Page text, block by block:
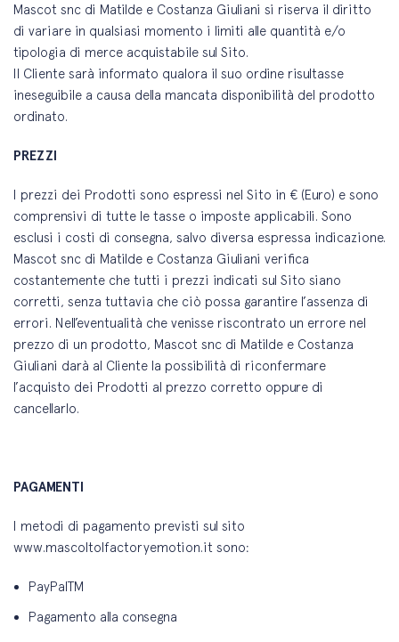
Mascot snc di Matilde e Costanza Giuliani si riserva il diritto
di variare in qualsiasi momento i limiti alle quantità e/o
tipologia di merce acquistabile sul Sito.
Il Cliente sarà informato qualora il suo ordine risultasse
ineseguibile a causa della mancata disponibilità del prodotto
ordinato.
PREZZI
I prezzi dei Prodotti sono espressi nel Sito in € (Euro) e sono
comprensivi di tutte le tasse o imposte applicabili. Sono
esclusi i costi di consegna, salvo diversa espressa indicazione.
Mascot snc di Matilde e Costanza Giuliani verifica
costantemente che tutti i prezzi indicati sul Sito siano
corretti, senza tuttavia che ciò possa garantire l’assenza di
errori. Nell’eventualità che venisse riscontrato un errore nel
prezzo di un prodotto, Mascot snc di Matilde e Costanza
Giuliani darà al Cliente la possibilità di riconfermare
l’acquisto dei Prodotti al prezzo corretto oppure di
cancellarlo.
PAGAMENTI
I metodi di pagamento previsti sul sito
www.mascoltolfactoryemotion.it sono:
PayPalTM
Pagamento alla consegna